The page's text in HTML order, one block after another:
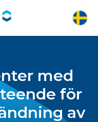
med
för
av